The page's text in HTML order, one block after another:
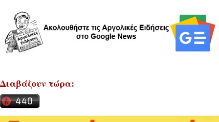
Διαβάζουν τώρα: